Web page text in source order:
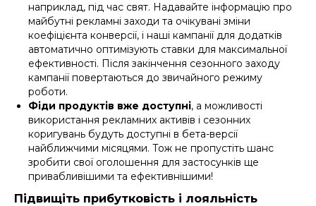
наприклад, під час свят. Надавайте інформацію про
майбутні рекламні заходи та очікувані зміни
коефіцієнта конверсії, і наші кампанії для додатків
автоматично оптимізують ставки для максимальної
ефективності. Після закінчення сезонного заходу
кампанії повертаються до звичайного режиму
роботи.
Фіди продуктів вже доступні, а можливості
використання рекламних активів і сезонних
коригувань будуть доступні в бета-версії
найближчими місяцями. Тож не пропустіть шанс
зробити свої оголошення для застосунків ще
привабливішими та ефективнішими!
Підвищіть прибутковість і лояльність